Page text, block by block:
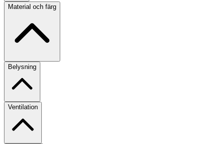
Material och färg
Belysning
Ventilation